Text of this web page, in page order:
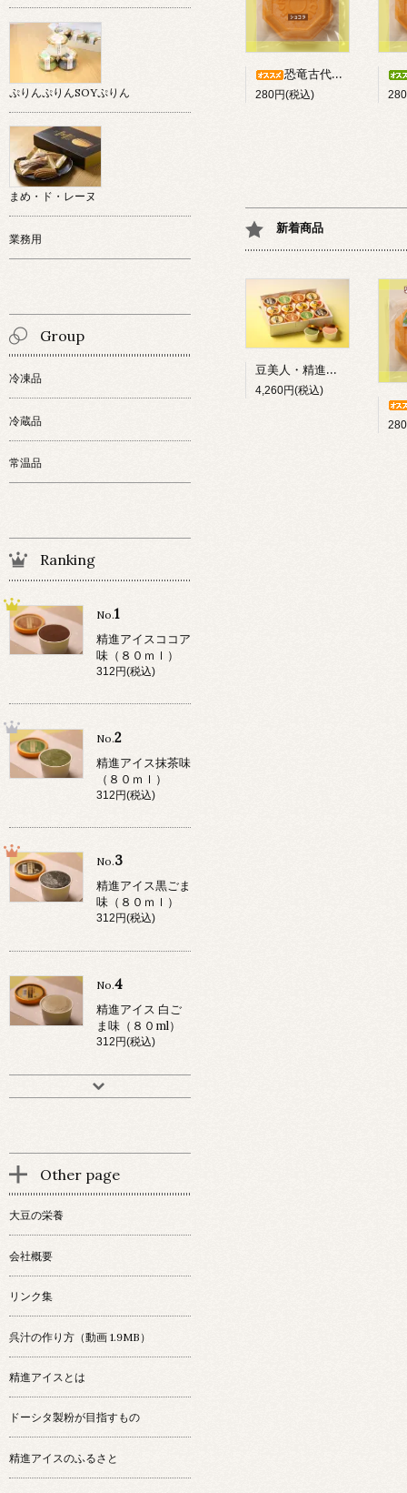
恐竜古代アイス「ショコラ」
280円(税込)
新着商品
豆美人・精進アイスセット
4,260円(税込)
ぷりんぷりんSOYぷりん
まめ・ド・レーヌ
業務用
Group
冷凍品
冷蔵品
常温品
Ranking
No.1
精進アイスココア
味（８０ｍｌ）
312円(税込)
No.2
精進アイス抹茶味
（８０ｍｌ）
312円(税込)
No.3
精進アイス黒ごま
味（８０ｍｌ）
312円(税込)
No.4
精進アイス 白ご
ま味（８０ml）
312円(税込)
Other page
大豆の栄養
会社概要
リンク集
呉汁の作り方（動画 1.9MB）
精進アイスとは
ドーシタ製粉が目指すもの
精進アイスのふるさと